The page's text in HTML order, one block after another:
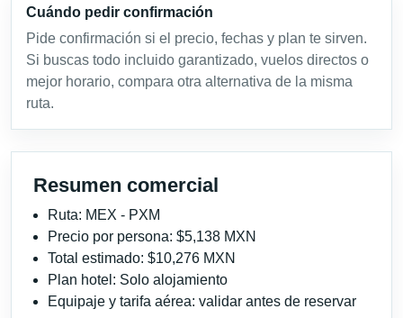
Cuándo pedir confirmación
Pide confirmación si el precio, fechas y plan te sirven.
Si buscas todo incluido garantizado, vuelos directos o
mejor horario, compara otra alternativa de la misma
ruta.
Resumen comercial
Ruta: MEX - PXM
Precio por persona: $5,138 MXN
Total estimado: $10,276 MXN
Plan hotel: Solo alojamiento
Equipaje y tarifa aérea: validar antes de reservar